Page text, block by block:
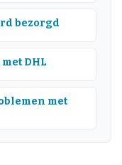
bezorgd
DHL
met